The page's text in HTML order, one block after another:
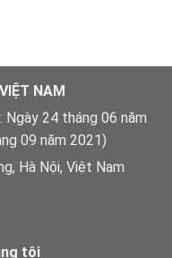
NAM
24 tháng 06 năm
09 năm 2021)
Hà Nội, Việt Nam
tôi